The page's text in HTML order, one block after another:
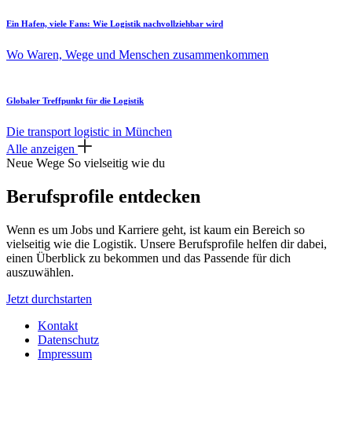
Ein Hafen, viele Fans: Wie Logistik nachvollziehbar wird
Wo Waren, Wege und Menschen zusammenkommen
Globaler Treffpunkt für die Logistik
Die transport logistic in München
Alle anzeigen
Neue Wege So vielseitig wie du
Berufsprofile entdecken
Wenn es um Jobs und Karriere geht, ist kaum ein Bereich so
vielseitig wie die Logistik. Unsere Berufsprofile helfen dir dabei,
einen Überblick zu bekommen und das Passende für dich
auszuwählen.
Jetzt durchstarten
Kontakt
Datenschutz
Impressum